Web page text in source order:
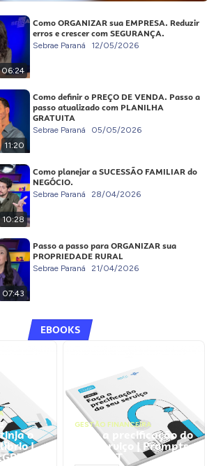
06:24
Como ORGANIZAR sua EMPRESA. Reduzir
erros e crescer com SEGURANÇA.
Sebrae Paraná 12/05/2026
11:20
Como definir o PREÇO DE VENDA. Passo a
passo atualizado com PLANILHA
GRATUITA
Sebrae Paraná 05/05/2026
10:28
Como planejar a SUCESSÃO FAMILIAR do
NEGÓCIO.
Sebrae Paraná 28/04/2026
07:43
Passo a passo para ORGANIZAR sua
PROPRIEDADE RURAL
Sebrae Paraná 21/04/2026
EBOOKS
o
|
GESTÃO FINANCEIRA
Faça a precificação do
seu serviço | Prompts
ChatGPT